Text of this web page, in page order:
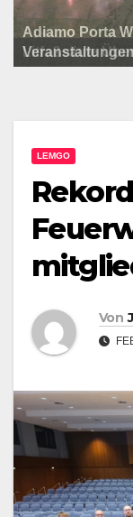
Programm der
Litfaßsäule
Adiamo Porta
Litfaßsäule
Tanzfest
Litfaßsäule
LEMGO
Von